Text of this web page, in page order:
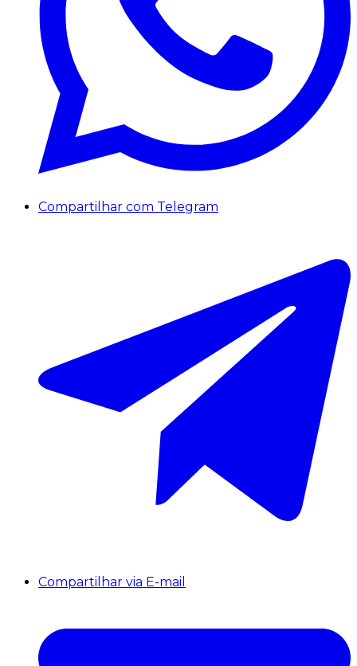
Compartilhar com Telegram
Compartilhar via E-mail